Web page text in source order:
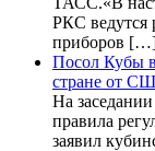
РКС ведутся
приборов
Посол Кубы в
стране от
На
правила
заявил